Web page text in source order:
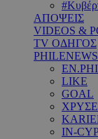
ΑΠΟΨΕΙΣ
VIDEOS &
TV ΟΔΗΓΟΣ
LIKE
GOAL
IN-